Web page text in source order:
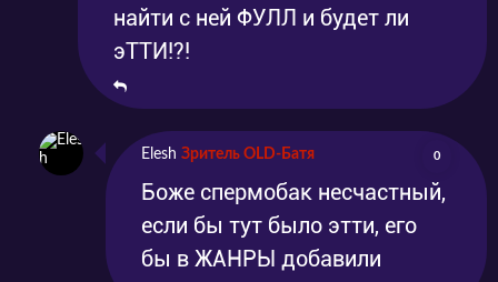
найти с ней ФУЛЛ и будет ли
эТТИ!?!
Elesh Зритель OLD-Батя 0
Боже спермобак несчастный,
если бы тут было этти, его
бы в ЖАНРЫ добавили